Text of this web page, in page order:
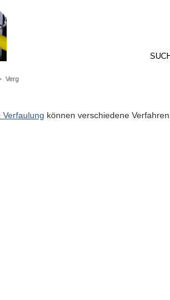
Verg
können verschiedene